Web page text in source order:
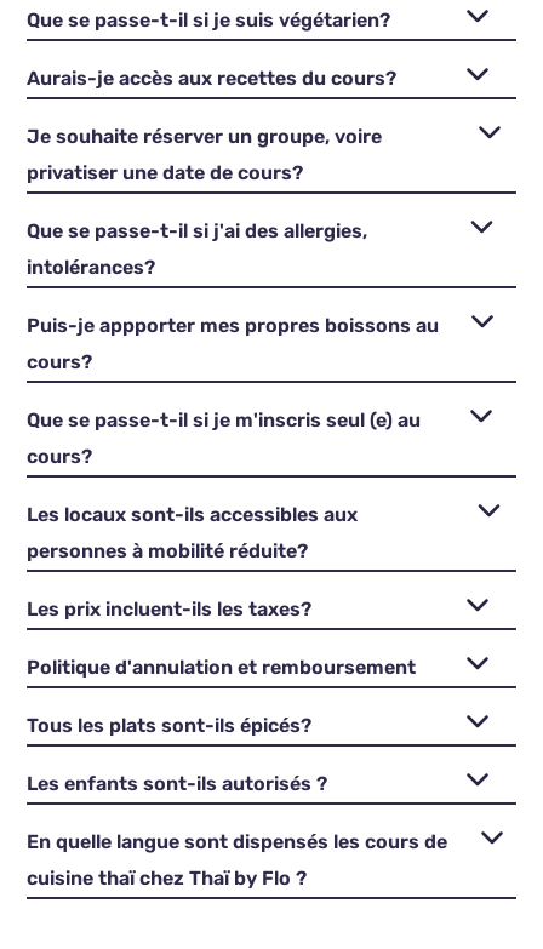
Que se passe-t-il si je suis végétarien?
Aurais-je accès aux recettes du cours?
Je souhaite réserver un groupe, voire
privatiser une date de cours?
Que se passe-t-il si j'ai des allergies,
intolérances?
Puis-je appporter mes propres boissons au
cours?
Que se passe-t-il si je m'inscris seul (e) au
cours?
Les locaux sont-ils accessibles aux
personnes à mobilité réduite?
Les prix incluent-ils les taxes?
Politique d'annulation et remboursement
Tous les plats sont-ils épicés?
Les enfants sont-ils autorisés ?
En quelle langue sont dispensés les cours de
cuisine thaï chez Thaï by Flo ?